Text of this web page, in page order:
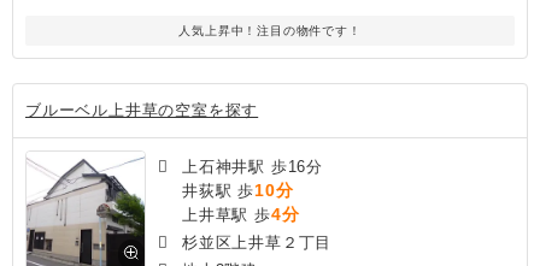
人気上昇中！注目の物件です！
ブルーベル上井草の空室を探す
上石神井駅 歩16分
井荻駅 歩10分
上井草駅 歩4分
杉並区上井草２丁目